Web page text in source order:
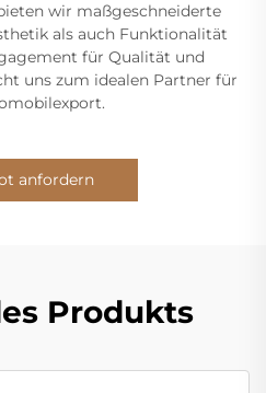
wir maßgeschneiderte
als auch Funktionalität
für Qualität und
uns zum idealen Partner für
anfordern
Produkts